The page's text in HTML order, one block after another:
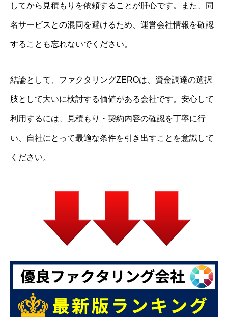
してから見積もりを依頼することが肝心です。また、同
名サービスとの混同を避けるため、運営会社情報を確認
することも忘れないでください。
結論として、ファクタリングZEROは、資金調達の選択
肢として大いに検討する価値がある会社です。安心して
利用するには、見積もり・契約内容の確認を丁寧に行
い、自社にとって最適な条件を引き出すことを意識して
ください。